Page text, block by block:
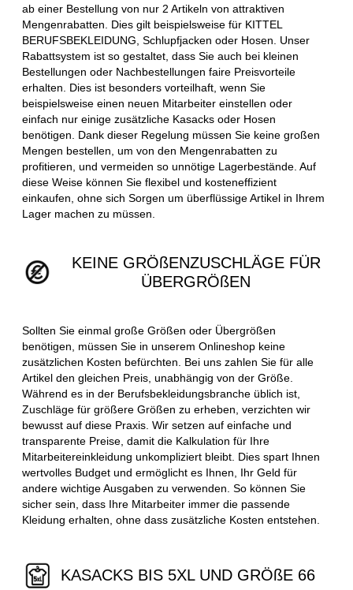
ab einer Bestellung von nur 2 Artikeln von attraktiven
Mengenrabatten. Dies gilt beispielsweise für KITTEL
BERUFSBEKLEIDUNG, Schlupfjacken oder Hosen. Unser
Rabattsystem ist so gestaltet, dass Sie auch bei kleinen
Bestellungen oder Nachbestellungen faire Preisvorteile
erhalten. Dies ist besonders vorteilhaft, wenn Sie
beispielsweise einen neuen Mitarbeiter einstellen oder
einfach nur einige zusätzliche Kasacks oder Hosen
benötigen. Dank dieser Regelung müssen Sie keine großen
Mengen bestellen, um von den Mengenrabatten zu
profitieren, und vermeiden so unnötige Lagerbestände. Auf
diese Weise können Sie flexibel und kosteneffizient
einkaufen, ohne sich Sorgen um überflüssige Artikel in Ihrem
Lager machen zu müssen.
KEINE GRÖßENZUSCHLÄGE FÜR
ÜBERGRÖßEN
Sollten Sie einmal große Größen oder Übergrößen
benötigen, müssen Sie in unserem Onlineshop keine
zusätzlichen Kosten befürchten. Bei uns zahlen Sie für alle
Artikel den gleichen Preis, unabhängig von der Größe.
Während es in der Berufsbekleidungsbranche üblich ist,
Zuschläge für größere Größen zu erheben, verzichten wir
bewusst auf diese Praxis. Wir setzen auf einfache und
transparente Preise, damit die Kalkulation für Ihre
Mitarbeitereinkleidung unkompliziert bleibt. Dies spart Ihnen
wertvolles Budget und ermöglicht es Ihnen, Ihr Geld für
andere wichtige Ausgaben zu verwenden. So können Sie
sicher sein, dass Ihre Mitarbeiter immer die passende
Kleidung erhalten, ohne dass zusätzliche Kosten entstehen.
KASACKS BIS 5XL UND GRÖßE 66